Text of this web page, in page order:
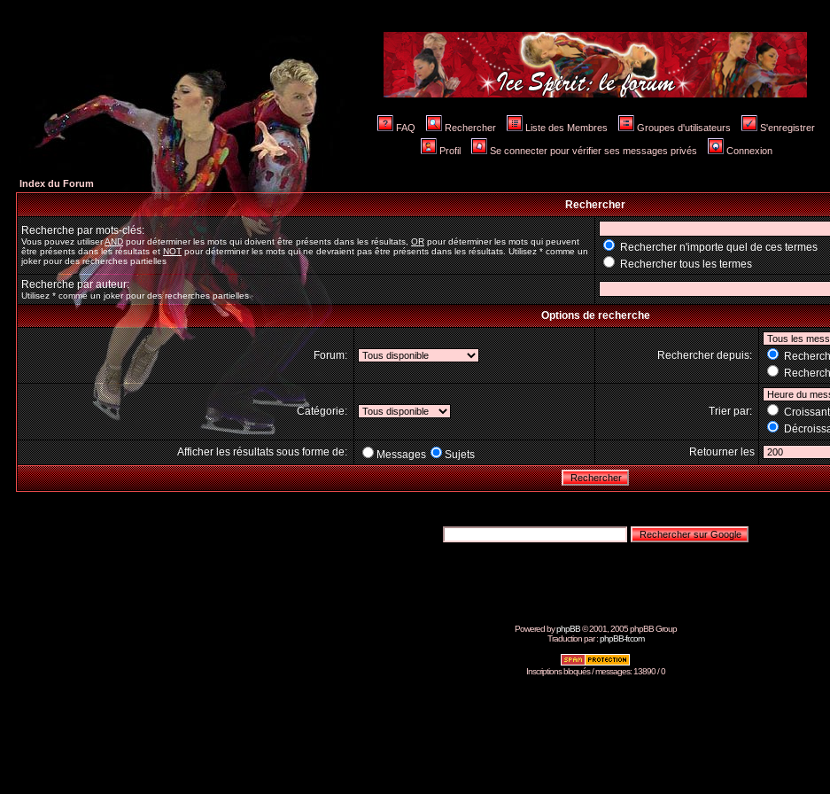
FAQ Rechercher Liste des Membres Groupes d'utilisateurs S'enregistrer
Profil Se connecter pour vérifier ses messages privés Connexion
Index du Forum
Rechercher
Recherche par mots-clés:
Vous pouvez utiliserANDpour déterminer les mots qui doivent être présents dans les résultats,ORpour déterminer les mots qui peuvent
être présents dans les résultats etNOTpour déterminer les mots qui ne devraient pas être présents dans les résultats. Utilisez * comme un
joker pour des recherches partielles
Rechercher n'importe quel de ces termes
Rechercher tous les termes
Recherche par auteur:
Utilisez * comme un joker pour des recherches partielles
Options de recherche
Forum: Rechercher depuis:
Catégorie: Trier par:
Croissant
Afficher les résultats sous forme de:
Messages Sujets Retourner les
Powered byphpBB© 2001, 2005 phpBB Group
Traduction par :phpBB-fr.com
Inscriptions bloqués / messages: 13890 / 0